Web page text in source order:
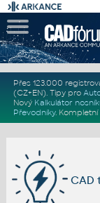
Přes 123.000
(CZ+EN). Tipy pro
Nový Kalkulátor
Převodníky. Kompletní
CAD